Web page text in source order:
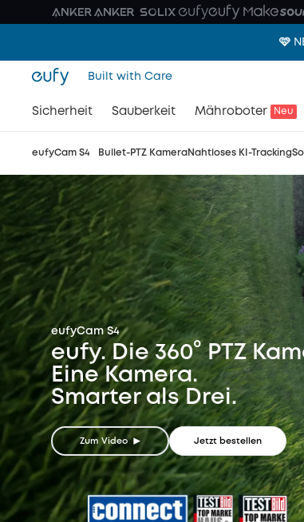
🩷
Built with Care
Sicherheit Sauberkeit Mähroboter Neu
eufyCam S4 Bullet-PTZ KameraNahtloses KI-Tracking
eufyCam S4
eufy. Die 360° PTZ
Eine Kamera.
Smarter als Drei.
Zum Video Jetzt bestellen